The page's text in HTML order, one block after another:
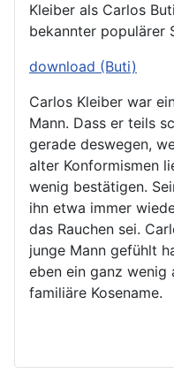
Kleiber als Carlos
bekannter populärer
download (Buti)
Carlos Kleiber war
Mann. Dass er teils
gerade deswegen,
alter Konformismen
wenig bestätigen.
ihn etwa immer
das Rauchen sei.
junge Mann gefühlt
eben ein ganz wenig
familiäre Kosename.